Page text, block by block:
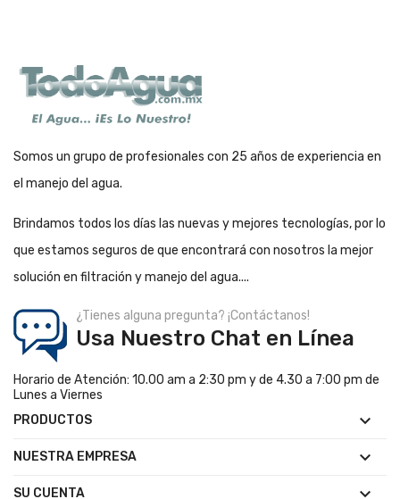
Somos un grupo de profesionales con 25 años de experiencia en
el manejo del agua.
Brindamos todos los días las nuevas y mejores tecnologías, por lo
que estamos seguros de que encontrará con nosotros la mejor
solución en filtración y manejo del agua....
¿Tienes alguna pregunta? ¡Contáctanos!
Usa Nuestro Chat en Línea
Horario de Atención: 10.00 am a 2:30 pm y de 4.30 a 7:00 pm de
Lunes a Viernes
PRODUCTOS

NUESTRA EMPRESA 
SU CUENTA 